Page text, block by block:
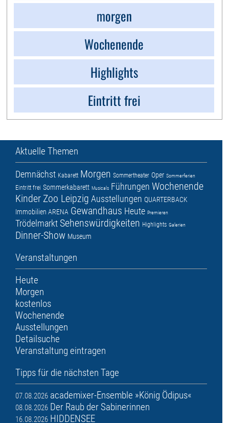
morgen
Wochenende
Highlights
Eintritt frei
Aktuelle Themen
Demnächst Kabarett Morgen Sommertheater Oper Sommerferien
Eintritt frei Sommerkabarett Musicals Führungen Wochenende
Kinder Zoo Leipzig Ausstellungen QUARTERBACK
Immobilien ARENA Gewandhaus Heute Premieren
Trödelmarkt Sehenswürdigkeiten Highlights Galerien
Dinner-Show Museum
Veranstaltungen
Heute
Morgen
kostenlos
Wochenende
Ausstellungen
Detailsuche
Veranstaltung eintragen
Tipps für die nächsten Tage
07.08.2026 academixer-Ensemble »König Ödipus«
08.08.2026 Der Raub der Sabinerinnen
16.08.2026 HIDDENSEE